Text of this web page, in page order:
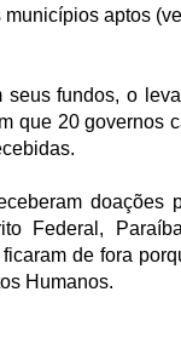
aptos
fundos, o
que 20 governos
doações
Federal,
de fora
Humanos.